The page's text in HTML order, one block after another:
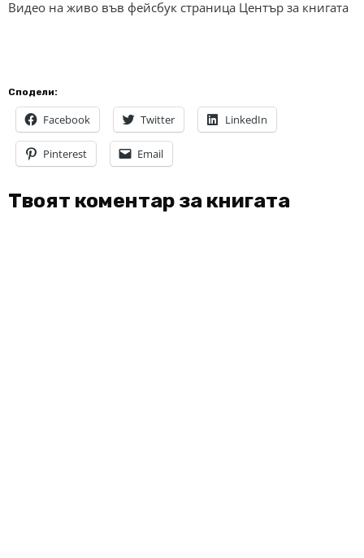
Видео на живо във фейсбук страница Център за книгата
Сподели:
Facebook Twitter LinkedIn
Pinterest Email
Твоят коментар за книгата